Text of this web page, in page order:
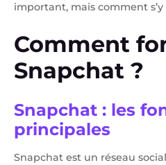
important, mais comment
Comment
Snapchat ?
Snapchat : les
principales
Snapchat est un réseau